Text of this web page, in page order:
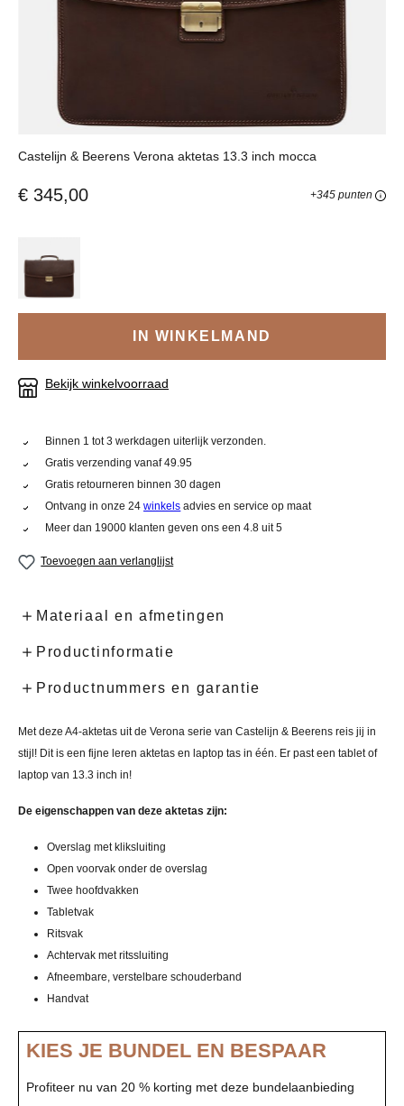
Castelijn & Beerens Verona aktetas 13.3 inch mocca
€ 345,00 +345 punten
IN WINKELMAND
Bekijk winkelvoorraad
Binnen 1 tot 3 werkdagen uiterlijk verzonden.
Gratis verzending vanaf 49.95
Gratis retourneren binnen 30 dagen
Ontvang in onze 24winkels advies en service op maat
Meer dan 19000 klanten geven ons een 4.8 uit 5
Toevoegen aan verlanglijst
Materiaal en afmetingen
Productinformatie
Productnummers en garantie
Met deze A4-aktetas uit de Verona serie van Castelijn & Beerens reis jij in
stijl! Dit is een fijne leren aktetas en laptop tas in één. Er past een tablet of
laptop van 13.3 inch in!
De eigenschappen van deze aktetas zijn:
Overslag met kliksluiting
Open voorvak onder de overslag
Twee hoofdvakken
Tabletvak
Ritsvak
Achtervak met ritssluiting
Afneembare, verstelbare schouderband
Handvat
KIES JE BUNDEL EN BESPAAR
Profiteer nu van 20 % korting met deze bundelaanbieding